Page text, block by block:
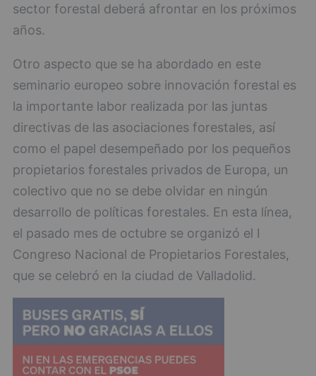
sector forestal deberá afrontar en los próximos
años.
Otro aspecto que se ha abordado en este
seminario europeo sobre innovación forestal es
la importante labor realizada por las juntas
directivas de las asociaciones forestales, así
como el papel desempeñado por los pequeños
propietarios forestales privados de Europa, un
colectivo que no se debe olvidar en ningún
desarrollo de políticas forestales. En esta línea,
el pasado mes de octubre se organizó el I
Congreso Nacional de Propietarios Forestales,
que se celebró en la ciudad de Valladolid.